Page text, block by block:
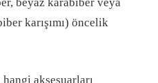
karışımı) öncelik
aksesuarları